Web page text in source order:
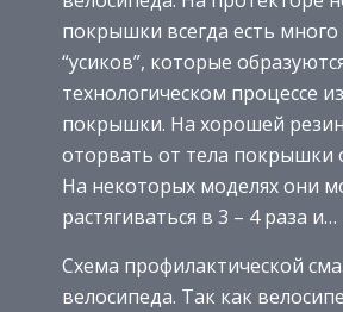
покрышки всегда есть много
“усиков”, которые
технологическом процессе
покрышки. На хорошей
оторвать от тела покрышки
На некоторых моделях они
растягиваться в 3 – 4 раза и…
Схема профилактической
велосипеда. Так как